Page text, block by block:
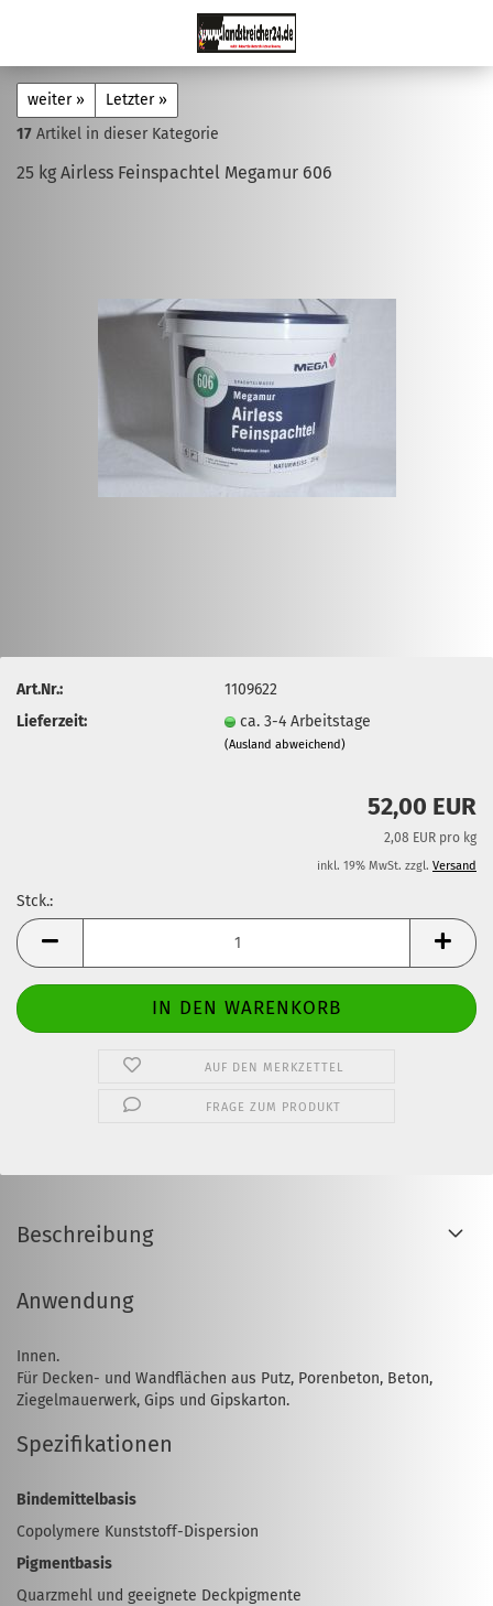
weiter »
Letzter »
17 Artikel in dieser Kategorie
25 kg Airless Feinspachtel Megamur 606
Art.Nr.:
1109622
Lieferzeit:
ca. 3-4 Arbeitstage
(Ausland abweichend)
52,00 EUR
2,08 EUR pro kg
inkl. 19% MwSt. zzgl. Versand
Stck.:
Stck.
AUF DEN MERKZETTEL
FRAGE ZUM PRODUKT
Beschreibung
Anwendung
Innen.
Für Decken- und Wandflächen aus Putz, Porenbeton, Beton,
Ziegelmauerwerk, Gips und Gipskarton.
Spezifikationen
Bindemittelbasis
Copolymere Kunststoff-Dispersion
Pigmentbasis
Quarzmehl und geeignete Deckpigmente